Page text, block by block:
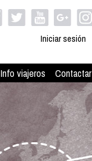
Iniciar sesión
Info viajeros Contactar